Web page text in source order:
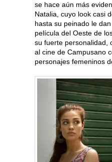
se hace aún más
Natalia, cuyo look casi
hasta su peinado le
película del Oeste de
su fuerte personalidad,
al cine de Campusano
personajes femeninos